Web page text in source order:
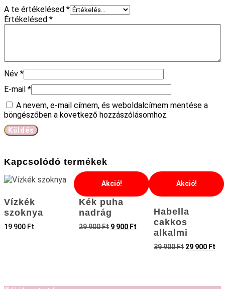
A te értékelésed *
Értékelésed *
Név *
E-mail *
A nevem, e-mail címem, és weboldalcímem mentése a
böngészőben a következő hozzászólásomhoz.
Kapcsolódó termékek
Vízkék
szoknya
19 900 Ft
Akció!
Kék puha
nadrág
29 900Ft 9 900 Ft
Akció!
Habella
cakkos
alkalmi
39 900Ft 29 900 Ft